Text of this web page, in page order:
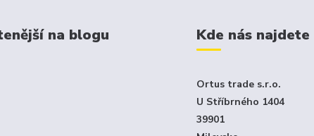
na blogu Kde nás najdete
Ortus trade s.r.o.
U Stříbrného 1404
39901